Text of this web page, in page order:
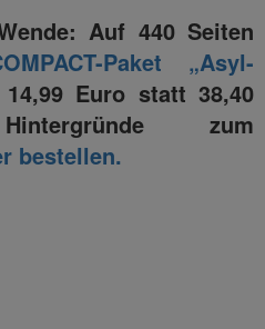
Auf 440 Seiten
Paket „Asyl-
Euro statt 38,40
zum
bestellen.